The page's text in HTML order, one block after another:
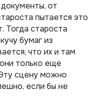
от
пытается это
Тогда староста
бумаг из
что их и там
только еще
сцену можно
если бы не